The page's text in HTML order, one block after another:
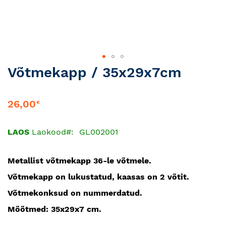
Skip
to
beginning
images
Võtmekapp / 35x29x7cm
26,00€
LAOS Laokood GL002001
Metallist võtmekapp 36-le võtmele.
Võtmekapp on lukustatud, kaasas on 2 võtit.
Võtmekonksud on nummerdatud.
Mõõtmed: 35x29x7 cm.